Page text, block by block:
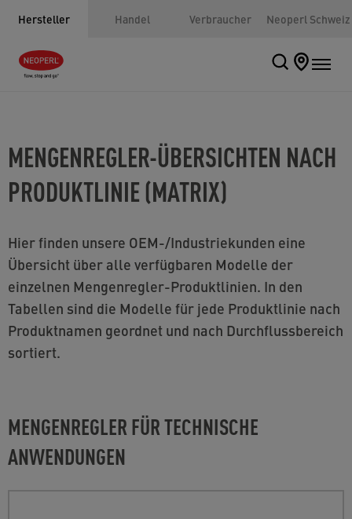
Hersteller Handel Verbraucher Neoperl Schweiz
MENGENREGLER-ÜBERSICHTEN NACH
PRODUKTLINIE (MATRIX)
Hier finden unsere OEM-/Industriekunden eine
Übersicht über alle verfügbaren Modelle der
einzelnen Mengenregler-Produktlinien. In den
Tabellen sind die Modelle für jede Produktlinie nach
Produktnamen geordnet und nach Durchflussbereich
sortiert.
MENGENREGLER FÜR TECHNISCHE
ANWENDUNGEN